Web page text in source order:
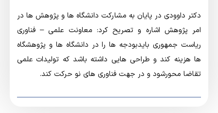
دكتر داوودی در پایان به مشارکت دانشگاه ها و پژوهش ها در
امر پژوهش اشاره و تصریح کرد: معاونت علمی – فناوری
ریاست جمهوری بایدبودجه ها را در دانشگاه ها و پژوهشگاه
ها هزینه کند و طراحی هایی داشته باشد که تولیدات علمی
تقاضا محورشود و در جهت فناوری های نو حرکت کند.